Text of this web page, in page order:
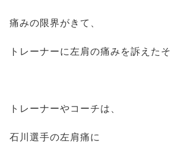
痛みの限界がきて、
トレーナーに左肩の痛みを訴えたそ
トレーナーやコーチは、
石川選手の左肩痛に